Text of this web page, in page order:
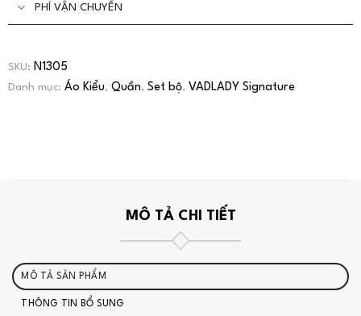
PHÍ VẬN CHUYỂN
SKU: N1305
Danh mục: Áo Kiểu, Quần, Set bộ, VADLADY Signature
MÔ TẢ CHI TIẾT
MÔ TẢ SẢN PHẨM
THÔNG TIN BỔ SUNG